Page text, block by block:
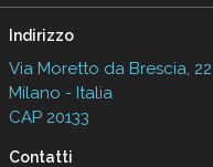
Indirizzo
Via Moretto da Brescia, 22
Milano - Italia
CAP 20133
Contatti